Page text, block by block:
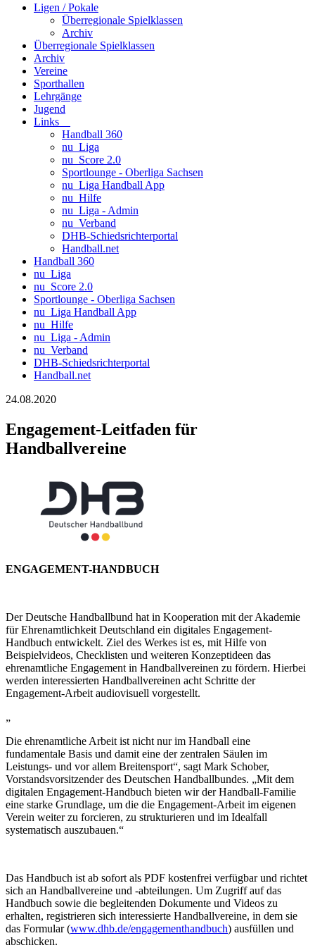
Ligen / Pokale
Überregionale Spielklassen
Archiv
Überregionale Spielklassen
Archiv
Vereine
Sporthallen
Lehrgänge
Jugend
Links
Handball 360
nu_Liga
nu_Score 2.0
Sportlounge - Oberliga Sachsen
nu_Liga Handball App
nu_Hilfe
nu_Liga - Admin
nu_Verband
DHB-Schiedsrichterportal
Handball.net
Handball 360
nu_Liga
nu_Score 2.0
Sportlounge - Oberliga Sachsen
nu_Liga Handball App
nu_Hilfe
nu_Liga - Admin
nu_Verband
DHB-Schiedsrichterportal
Handball.net
24.08.2020
Engagement-Leitfaden für
Handballvereine
ENGAGEMENT-HANDBUCH
Der Deutsche Handballbund hat in Kooperation mit der Akademie
für Ehrenamtlichkeit Deutschland ein digitales Engagement-
Handbuch entwickelt. Ziel des Werkes ist es, mit Hilfe von
Beispielvideos, Checklisten und weiteren Konzeptideen das
ehrenamtliche Engagement in Handballvereinen zu fördern. Hierbei
werden interessierten Handballvereinen acht Schritte der
Engagement-Arbeit audiovisuell vorgestellt.
„
Die ehrenamtliche Arbeit ist nicht nur im Handball eine
fundamentale Basis und damit eine der zentralen Säulen im
Leistungs- und vor allem Breitensport“, sagt Mark Schober,
Vorstandsvorsitzender des Deutschen Handballbundes. „Mit dem
digitalen Engagement-Handbuch bieten wir der Handball-Familie
eine starke Grundlage, um die die Engagement-Arbeit im eigenen
Verein weiter zu forcieren, zu strukturieren und im Idealfall
systematisch auszubauen.“
Das Handbuch ist ab sofort als PDF kostenfrei verfügbar und richtet
sich an Handballvereine und -abteilungen. Um Zugriff auf das
Handbuch sowie die begleitenden Dokumente und Videos zu
erhalten, registrieren sich interessierte Handballvereine, in dem sie
das Formular (www.dhb.de/engagementhandbuch) ausfüllen und
abschicken.